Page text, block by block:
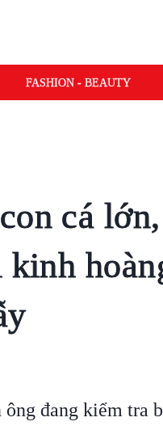
FASHION - BEAUTY
cá
đang kiểm tra